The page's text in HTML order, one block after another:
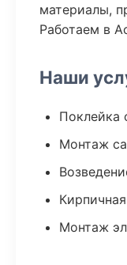
материалы,
Работаем в
Наши
Поклейка
Монтаж
Монтаж